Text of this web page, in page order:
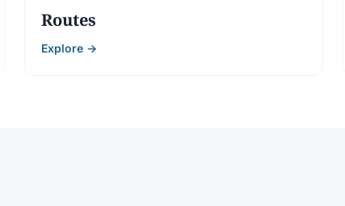
Routes
Explore →